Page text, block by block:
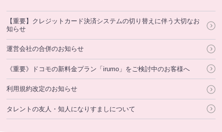
【重要】クレジットカード決済システムの切り替えに伴う大切なお
知らせ
運営会社の合併のお知らせ
《重要》ドコモの新料金プラン「irumo」をご検討中のお客様へ
利用規約改定のお知らせ
タレントの友人・知人になりすましについて